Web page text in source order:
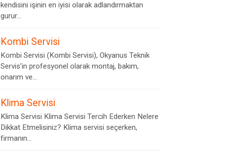
kendisini işinin en iyisi olarak adlandırmaktan
gurur...
Kombi Servisi
Kombi Servisi (Kombi Servisi), Okyanus Teknik
Servis’in profesyonel olarak montaj, bakım,
onarım ve...
Klima Servisi
Klima Servisi Klima Servisi Tercih Ederken Nelere
Dikkat Etmelisiniz? Klima servisi seçerken,
firmanın...